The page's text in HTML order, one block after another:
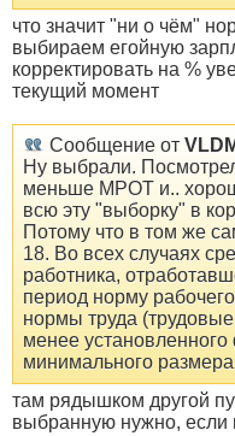
что значит "ни о чём"
выбираем егойную
корректировать на %
текущий момент
Сообщение от
Ну выбрали.
меньше МРОТ и..
всю эту "выборку" в
Потому что в том же
18. Во всех случаях
работника,
период норму
нормы труда
менее
минимального
там рядышком другой
выбранную нужно, если